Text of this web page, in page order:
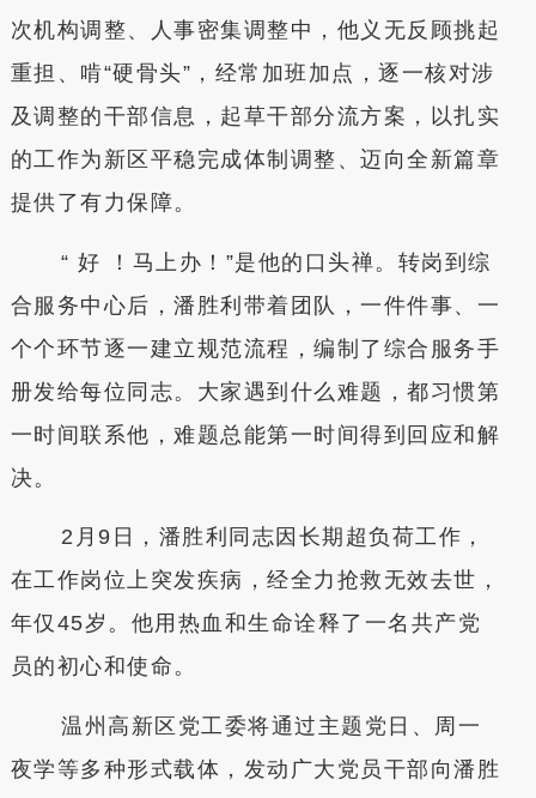
次机构调整、人事密集调整中，他义无反顾挑起
重担、啃“硬骨头”，经常加班加点，逐一核对涉
及调整的干部信息，起草干部分流方案，以扎实
的工作为新区平稳完成体制调整、迈向全新篇章
提供了有力保障。
“ 好 ！马上办！”是他的口头禅。转岗到综
合服务中心后，潘胜利带着团队，一件件事、一
个个环节逐一建立规范流程，编制了综合服务手
册发给每位同志。大家遇到什么难题，都习惯第
一时间联系他，难题总能第一时间得到回应和解
决。
2月9日，潘胜利同志因长期超负荷工作，
在工作岗位上突发疾病，经全力抢救无效去世，
年仅45岁。他用热血和生命诠释了一名共产党
员的初心和使命。
温州高新区党工委将通过主题党日、周一
夜学等多种形式载体，发动广大党员干部向潘胜